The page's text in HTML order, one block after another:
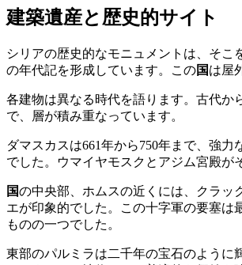
建築遺産と歴史的サイト
シリアの歴史的なモニュメントは、そこ
の年代記を形成しています。この国は屋
各建物は異なる時代を語ります。古代か
で、層が積み重なっています。
ダマスカスは661年から750年まで、強力
でした。ウマイヤモスクとアジム宮殿が
国の中央部、ホムスの近くには、クラッ
エが印象的でした。この十字軍の要塞は
ものの一つでした。
東部のパルミラは二千年の宝石のように